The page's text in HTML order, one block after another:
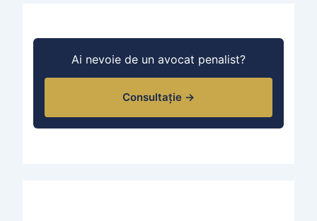
Ai nevoie de un avocat penalist?
Consultație →